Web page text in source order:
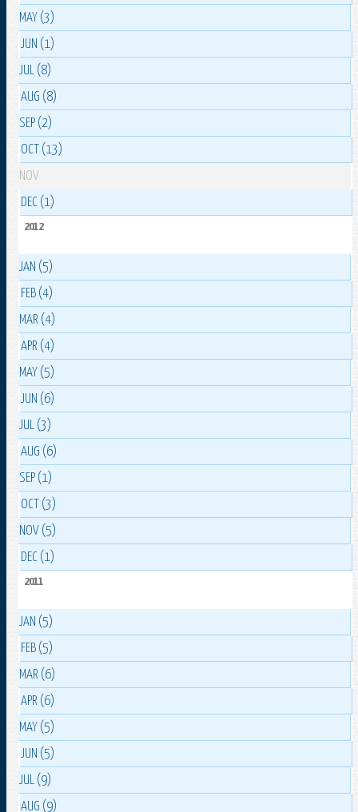
MAY (3)
JUN (1)
JUL (8)
AUG (8)
SEP (2)
OCT (13)
NOV
DEC (1)
2012
JAN (5)
FEB (4)
MAR (4)
APR (4)
MAY (5)
JUN (6)
JUL (3)
AUG (6)
SEP (1)
OCT (3)
NOV (5)
DEC (1)
2011
JAN (5)
FEB (5)
MAR (6)
APR (6)
MAY (5)
JUN (5)
JUL (9)
AUG (9)